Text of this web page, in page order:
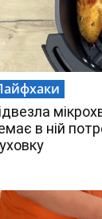
в ній